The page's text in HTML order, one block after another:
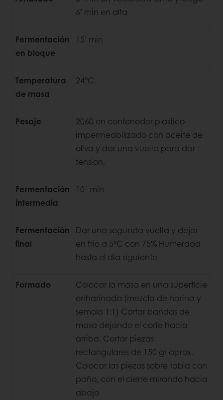
6’ min en alta
Fermentación
en bloque
15’ min
Temperatura
de masa
24°C
Pesaje
2060 en contenedor plastico
impermeabilizado con aceite de
oliva y dar una vuelta para dar
tension.
Fermentación
intermedia
10´ min
Fermentación
final
Dar una segunda vuelta y dejar
en frio a 5°C con 75% Humerdad
hasta el dia siguiente
Formado
Colocar la masa en una superficie
enharinada (mezcla de harina y
semola 1:1) Cortar bandas de
masa dejando el corte hacia
arriba. Cortar piezas
rectangulares de 150 gr aprox.
Colocar las piezas sobre tabla con
paño, con el cierre mirando hacia
abajo